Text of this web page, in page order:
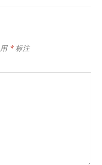
*标注